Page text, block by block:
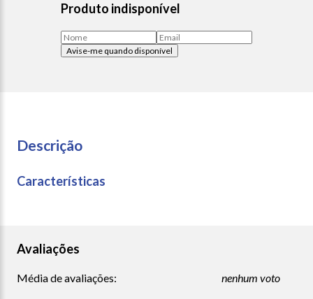
Produto indisponível
Descrição
Características
Avaliações
Média de avaliações: nenhum voto